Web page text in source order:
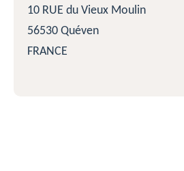
10 RUE du Vieux Moulin
56530 Quéven
FRANCE